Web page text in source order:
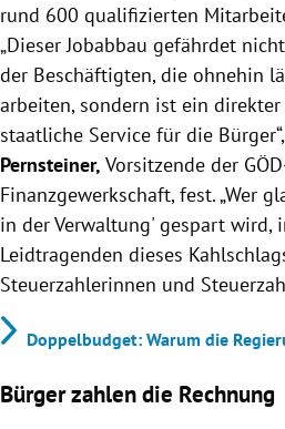
rund 600 qualifizierten
„Dieser Jobabbau gefährdet
der Beschäftigten, die ohnehin
arbeiten, sondern ist ein direkter
staatliche Service für die
Pernsteiner, Vorsitzende der
Finanzgewerkschaft, fest. „Wer
in der Verwaltung' gespart wird,
Leidtragenden dieses
Steuerzahlerinnen und
Doppelbudget: Warum die
Bürger zahlen die Rechnung